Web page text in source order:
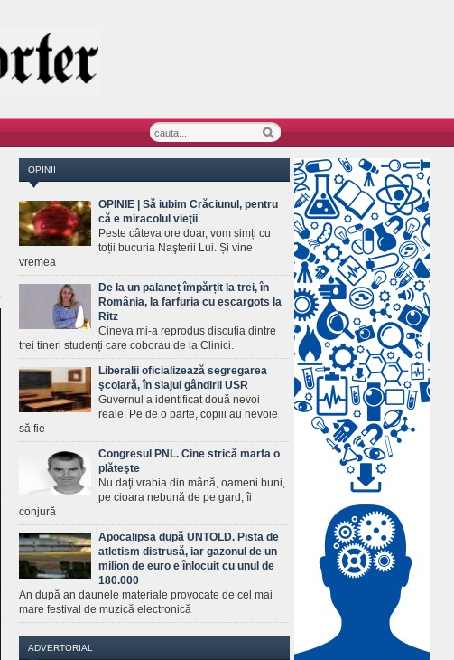
OPINII
OPINIE | Să iubim Crăciunul, pentru
că e miracolul vieţii
Peste câteva ore doar, vom simți cu
toții bucuria Naşterii Lui. Și vine
vremea
De la un palaneț împărțit la trei, în
România, la farfuria cu escargots la
Ritz
Cineva mi-a reprodus discuția dintre
trei tineri studenți care coborau de la Clinici.
Liberalii oficializează segregarea
şcolară, în siajul gândirii USR
Guvernul a identificat două nevoi
reale. Pe de o parte, copiii au nevoie
să fie
Congresul PNL. Cine strică marfa o
plăteşte
Nu daţi vrabia din mână, oameni buni,
pe cioara nebună de pe gard, îi
conjură
Apocalipsa după UNTOLD. Pista de
atletism distrusă, iar gazonul de un
milion de euro e înlocuit cu unul de
180.000
An după an daunele materiale provocate de cel mai
mare festival de muzică electronică
ADVERTORIAL